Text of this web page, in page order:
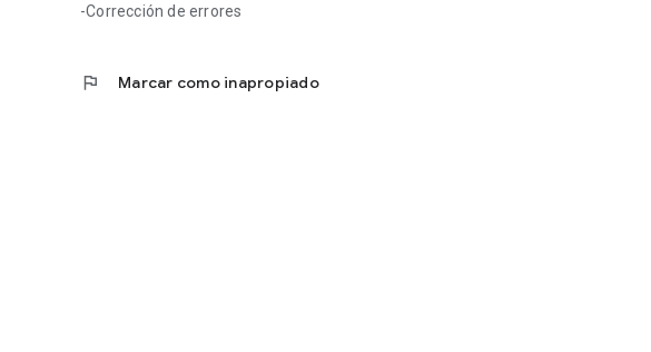
-Corrección de errores
flag Marcar como inapropiado